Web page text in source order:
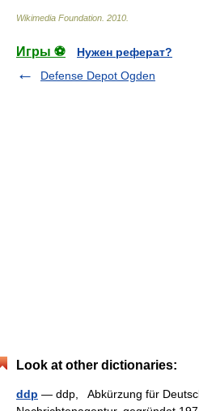
Wikimedia Foundation 2010
Игры ⚽
Нужен реферат?
Defense Depot Ogden
Look at other dictionaries:
ddp — ddp, Abkürzung für